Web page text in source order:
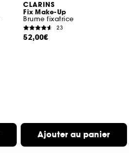
CLARINS
Fix Make-Up
Brume fixatrice
23
52,00€
Ajouter au panier